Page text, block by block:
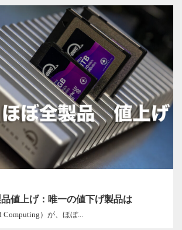
値上げ：唯一の値下げ製品は
Computing）が、ほぼ...